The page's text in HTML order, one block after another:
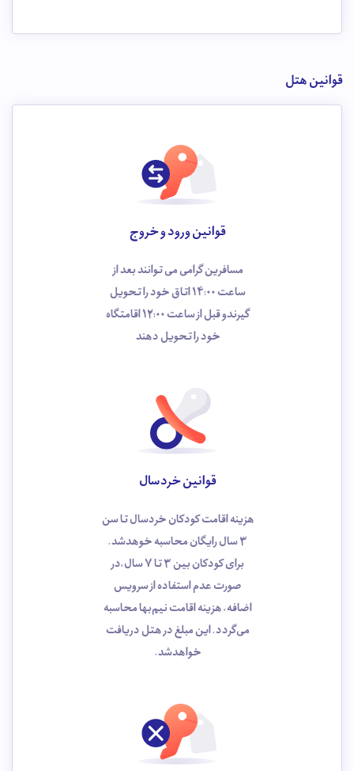
قوانین هتل
قوانین ورود و خروج
مسافرین گرامی می توانند بعد از
ساعت 14:00 اتاق خود را تحویل
گیرندو قبل از ساعت 12:00 اقامتگاه
خود را تحویل دهند
قوانین خردسال
هزینه اقامت کودکان خردسال تا سن
3 سال رایگان محاسبه خوهد‌شد.
برای کودکان بین 3 تا 7 سال،در
صورت عدم استفاده از سرویس
اضافه، هزینه اقامت نیم‌بها محاسبه
می‌گردد. این مبلغ در هتل دریافت
خواهدشد.